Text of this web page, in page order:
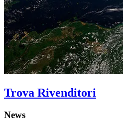
Trova Rivenditori
News